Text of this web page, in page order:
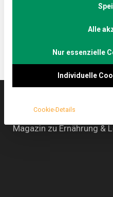
Lebensmittelmagazin.de
Magazin zu Ernährung &
Alle
Nur essenzielle
Individuelle
Cookie-Details